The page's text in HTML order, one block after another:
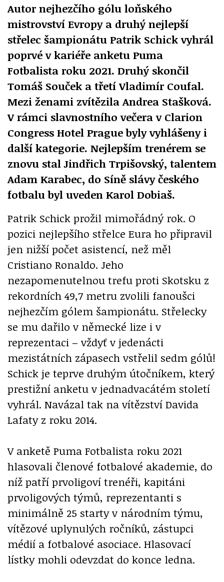
Autor nejhezčího gólu loňského
mistrovství Evropy a druhý nejlepší
střelec šampionátu Patrik Schick vyhrál
poprvé v kariéře anketu Puma
Fotbalista roku 2021. Druhý skončil
Tomáš Souček a třetí Vladimír Coufal.
Mezi ženami zvítězila Andrea Stašková.
V rámci slavnostního večera v Clarion
Congress Hotel Prague byly vyhlášeny i
další kategorie. Nejlepším trenérem se
znovu stal Jindřich Trpišovský, talentem
Adam Karabec, do Síně slávy českého
fotbalu byl uveden Karol Dobiaš.
Patrik Schick prožil mimořádný rok. O
pozici nejlepšího střelce Eura ho připravil
jen nižší počet asistencí, než měl
Cristiano Ronaldo. Jeho
nezapomenutelnou trefu proti Skotsku z
rekordních 49,7 metru zvolili fanoušci
nejhezčím gólem šampionátu. Střelecky
se mu dařilo v německé lize i v
reprezentaci – vždyť v jedenácti
mezistátních zápasech vstřelil sedm gólů!
Schick je teprve druhým útočníkem, který
prestižní anketu v jednadvacátém století
vyhrál. Navázal tak na vítězství Davida
Lafaty z roku 2014.
V anketě Puma Fotbalista roku 2021
hlasovali členové fotbalové akademie, do
níž patří prvoligoví trenéři, kapitáni
prvoligových týmů, reprezentanti s
minimálně 25 starty v národním týmu,
vítězové uplynulých ročníků, zástupci
médií a fotbalové asociace. Hlasovací
lístky mohli odevzdat do konce ledna.